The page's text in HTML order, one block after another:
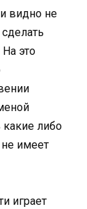
видно не
это
либо
имеет
играет